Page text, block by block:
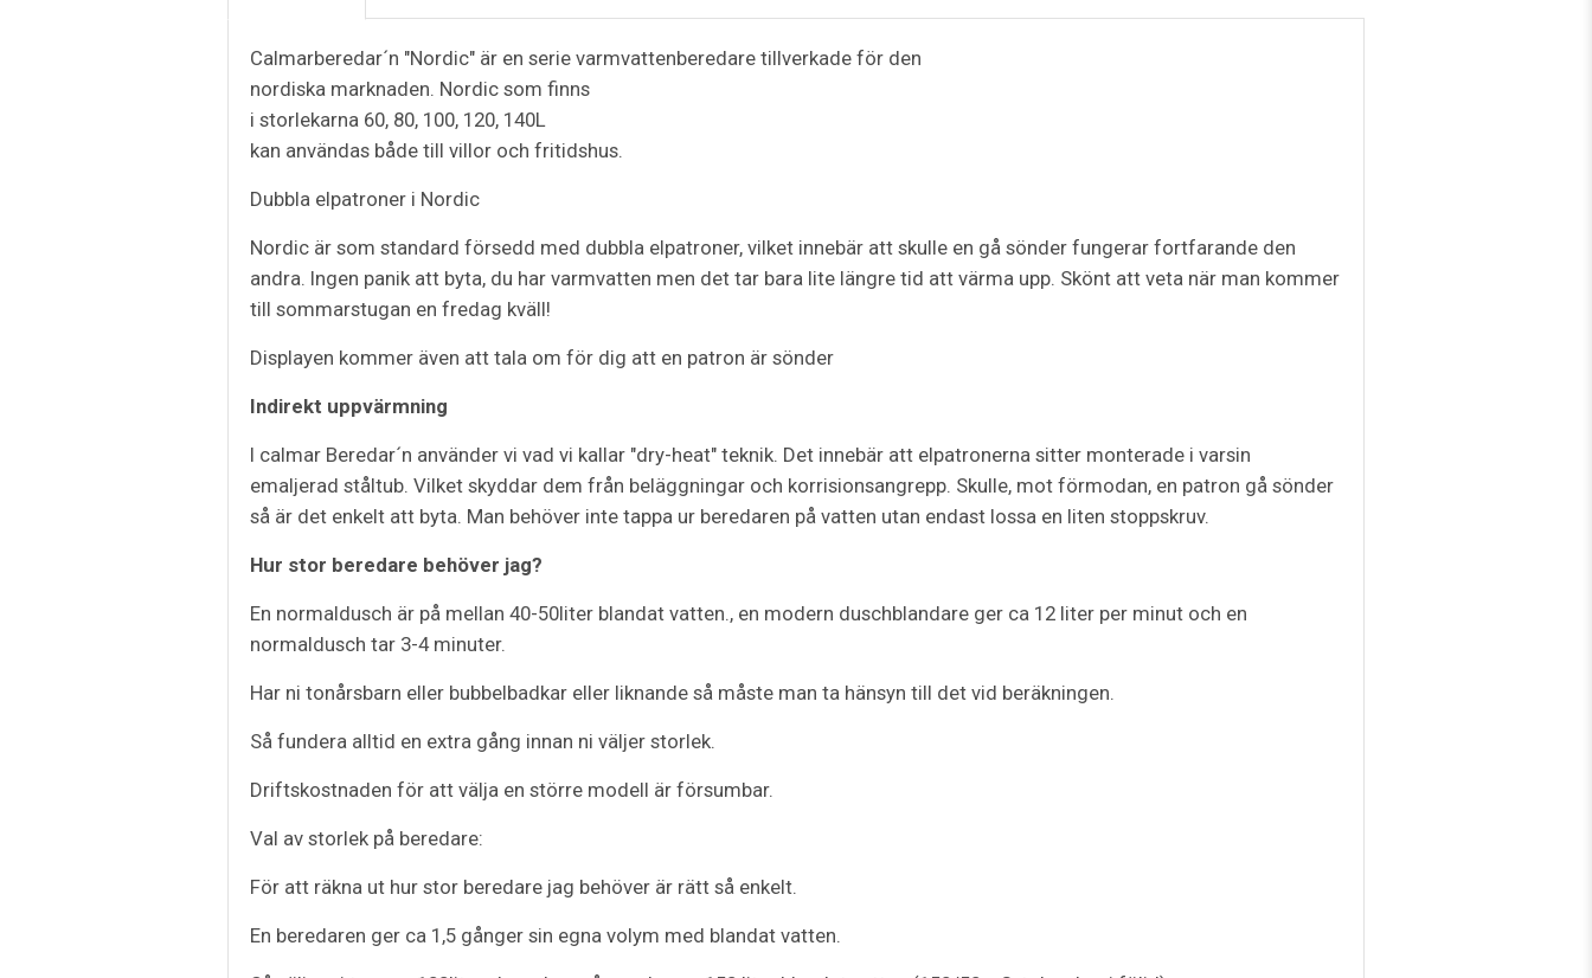
Calmarberedar´n "Nordic" är en serie varmvattenberedare tillverkade för den
nordiska marknaden. Nordic som finns
i storlekarna 60, 80, 100, 120, 140L
kan användas både till villor och fritidshus.
Dubbla elpatroner i Nordic
Nordic är som standard försedd med dubbla elpatroner, vilket innebär att skulle en gå sönder fungerar fortfarande den
andra. Ingen panik att byta, du har varmvatten men det tar bara lite längre tid att värma upp. Skönt att veta när man kommer
till sommarstugan en fredag kväll!
Displayen kommer även att tala om för dig att en patron är sönder
Indirekt uppvärmning
I calmar Beredar´n använder vi vad vi kallar "dry-heat" teknik. Det innebär att elpatronerna sitter monterade i varsin
emaljerad ståltub. Vilket skyddar dem från beläggningar och korrisionsangrepp. Skulle, mot förmodan, en patron gå sönder
så är det enkelt att byta. Man behöver inte tappa ur beredaren på vatten utan endast lossa en liten stoppskruv.
Hur stor beredare behöver jag?
En normaldusch är på mellan 40-50liter blandat vatten., en modern duschblandare ger ca 12 liter per minut och en
normaldusch tar 3-4 minuter.
Har ni tonårsbarn eller bubbelbadkar eller liknande så måste man ta hänsyn till det vid beräkningen.
Så fundera alltid en extra gång innan ni väljer storlek.
Driftskostnaden för att välja en större modell är försumbar.
Val av storlek på beredare:
För att räkna ut hur stor beredare jag behöver är rätt så enkelt.
En beredaren ger ca 1,5 gånger sin egna volym med blandat vatten.